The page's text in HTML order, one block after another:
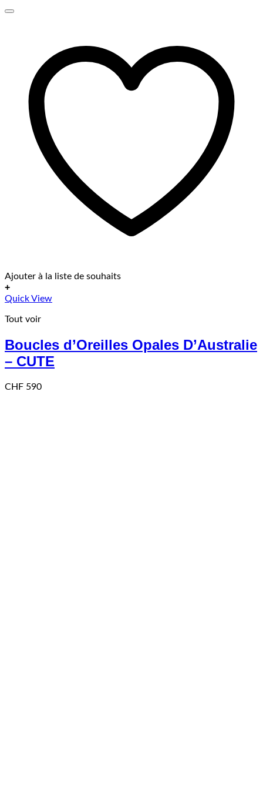
Ajouter à la liste de souhaits
+
Quick View
Tout voir
Boucles d’Oreilles Opales D’Australie
– CUTE
CHF 590